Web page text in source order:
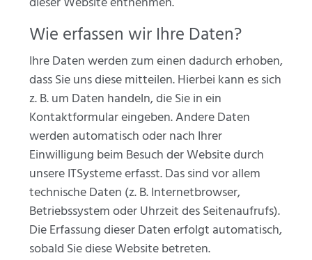
Wie erfassen wir Ihre Daten?
Ihre Daten werden zum einen dadurch erhoben,
dass Sie uns diese mitteilen. Hierbei kann es sich
z. B. um Daten handeln, die Sie in ein
Kontaktformular eingeben. Andere Daten
werden automatisch oder nach Ihrer
Einwilligung beim Besuch der Website durch
unsere ITSysteme erfasst. Das sind vor allem
technische Daten (z. B. Internetbrowser,
Betriebssystem oder Uhrzeit des Seitenaufrufs).
Die Erfassung dieser Daten erfolgt automatisch,
sobald Sie diese Website betreten.